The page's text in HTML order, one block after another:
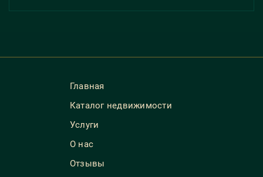
Главная
Каталог недвижимости
Услуги
О нас
Отзывы